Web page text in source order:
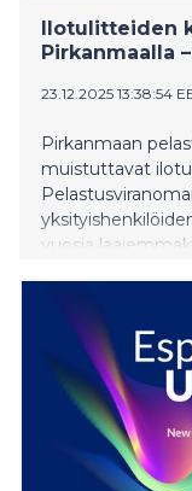
Ilotulitteiden
Pirkanmaalla
23.12.2025 13:38:54
Pirkanmaan
muistuttavat
vuosia